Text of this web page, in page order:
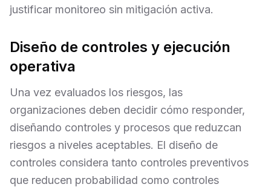
justificar monitoreo sin mitigación activa.
Diseño de controles y ejecución
operativa
Una vez evaluados los riesgos, las
organizaciones deben decidir cómo responder,
diseñando controles y procesos que reduzcan
riesgos a niveles aceptables. El diseño de
controles considera tanto controles preventivos
que reducen probabilidad como controles